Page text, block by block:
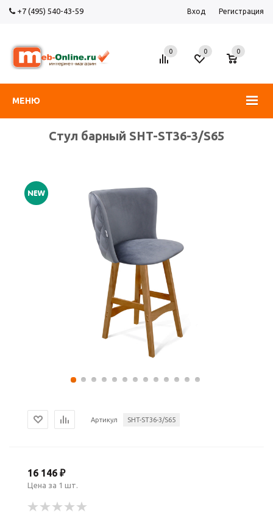
+7 (495) 540-43-59 Вход Регистрация
МЕНЮ
0 0
0
Стул барный SHT-ST36-3/S65
Артикул SHT-ST36-3/S65
16 146 ₽
Цена за 1 шт.